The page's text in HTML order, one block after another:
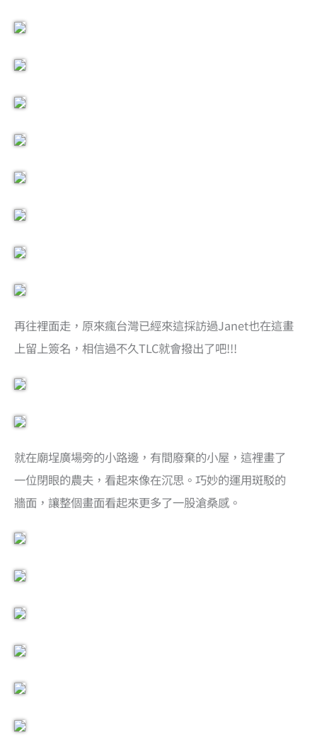
再往裡面走，原來瘋台灣已經來這採訪過Janet也在這畫
上留上簽名，相信過不久TLC就會撥出了吧!!!
就在廟埕廣場旁的小路邊，有間廢棄的小屋，這裡畫了
一位閉眼的農夫，看起來像在沉思。巧妙的運用斑駁的
牆面，讓整個畫面看起來更多了一股滄桑感。